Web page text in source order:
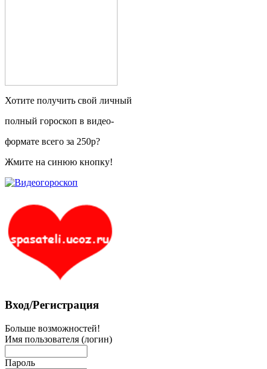
Хотите получить свой личный
полный гороскоп в видео-
формате всего за 250р?
Жмите на синюю кнопку!
Вход/Регистрация
Больше возможностей!
Имя пользователя (логин)
Пароль